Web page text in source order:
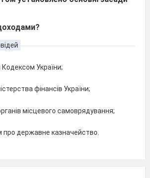
України;
фінансів України;
місцевого самоврядування;
державне казначейство.